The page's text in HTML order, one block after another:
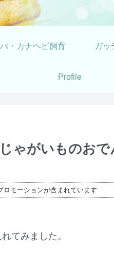
・カナヘビ飼育 ガッ
Profile
ゃがいものお
ロモーションが含まれています
てみました。